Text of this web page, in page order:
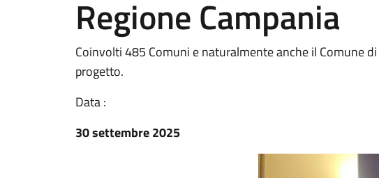
Regione Campania
Coinvolti 485 Comuni e naturalmente anche il Comune
progetto.
Data :
30 settembre 2025